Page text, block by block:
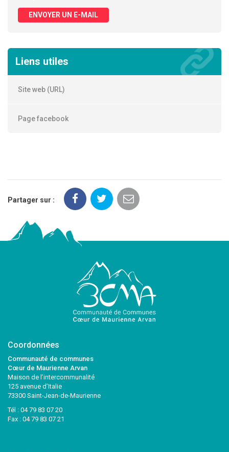
ENVOYER UN E-MAIL
Liens utiles
Site web (URL)
Page facebook
Partager sur :
Coordonnées
Communauté de communes
Cœur de Maurienne Arvan
Maison de l’intercommunalité
125 avenue d’Italie
73300 Saint-Jean-de-Maurienne
Tél : 04 79 83 07 20
Fax : 04 79 83 07 21